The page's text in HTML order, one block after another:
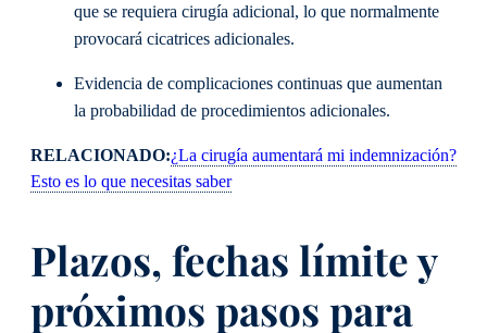
que se requiera cirugía adicional, lo que normalmente
provocará cicatrices adicionales.
Evidencia de complicaciones continuas que aumentan
la probabilidad de procedimientos adicionales.
RELACIONADO:¿La cirugía aumentará mi indemnización?
Esto es lo que necesitas saber
Plazos, fechas límite y
próximos pasos para